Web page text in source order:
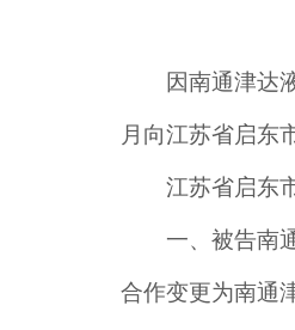
因南通津达
月向江苏省启东
江苏省启东
一、被告南
合作变更为南通